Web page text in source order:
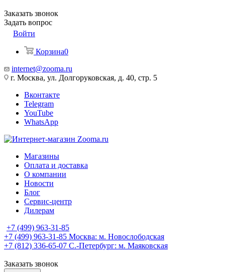
Заказать звонок
Задать вопрос
Войти
Корзина0
internet@zooma.ru
г. Москва, ул. Долгоруковская, д. 40, стр. 5
Вконтакте
Telegram
YouTube
WhatsApp
Магазины
Оплата и доставка
О компании
Новости
Блог
Сервис-центр
Дилерам
+7 (499) 963-31-85
+7 (499) 963-31-85 Москва: м. Новослободская
+7 (812) 336-65-07 С.-Петербург: м. Маяковская
Заказать звонок